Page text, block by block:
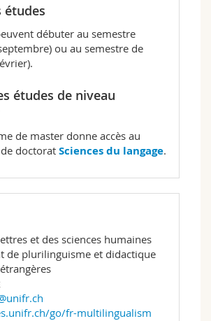
études
débuter au semestre
ou au semestre de
études de niveau
de master donne accès au
doctorat Sciences du langage.
et des sciences humaines
de plurilinguisme et didactique
go/fr-multilingualism